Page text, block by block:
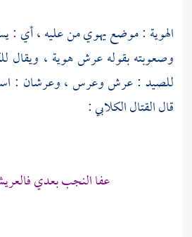
الهوية : موضع يهوي من عليه ، أي
وصعوبته بقوله عرش هوية ، ويقال
للصيد : عرش وعرس ، وعرشان :
قالالقتال الكلابي:
عفا النجب بعدي